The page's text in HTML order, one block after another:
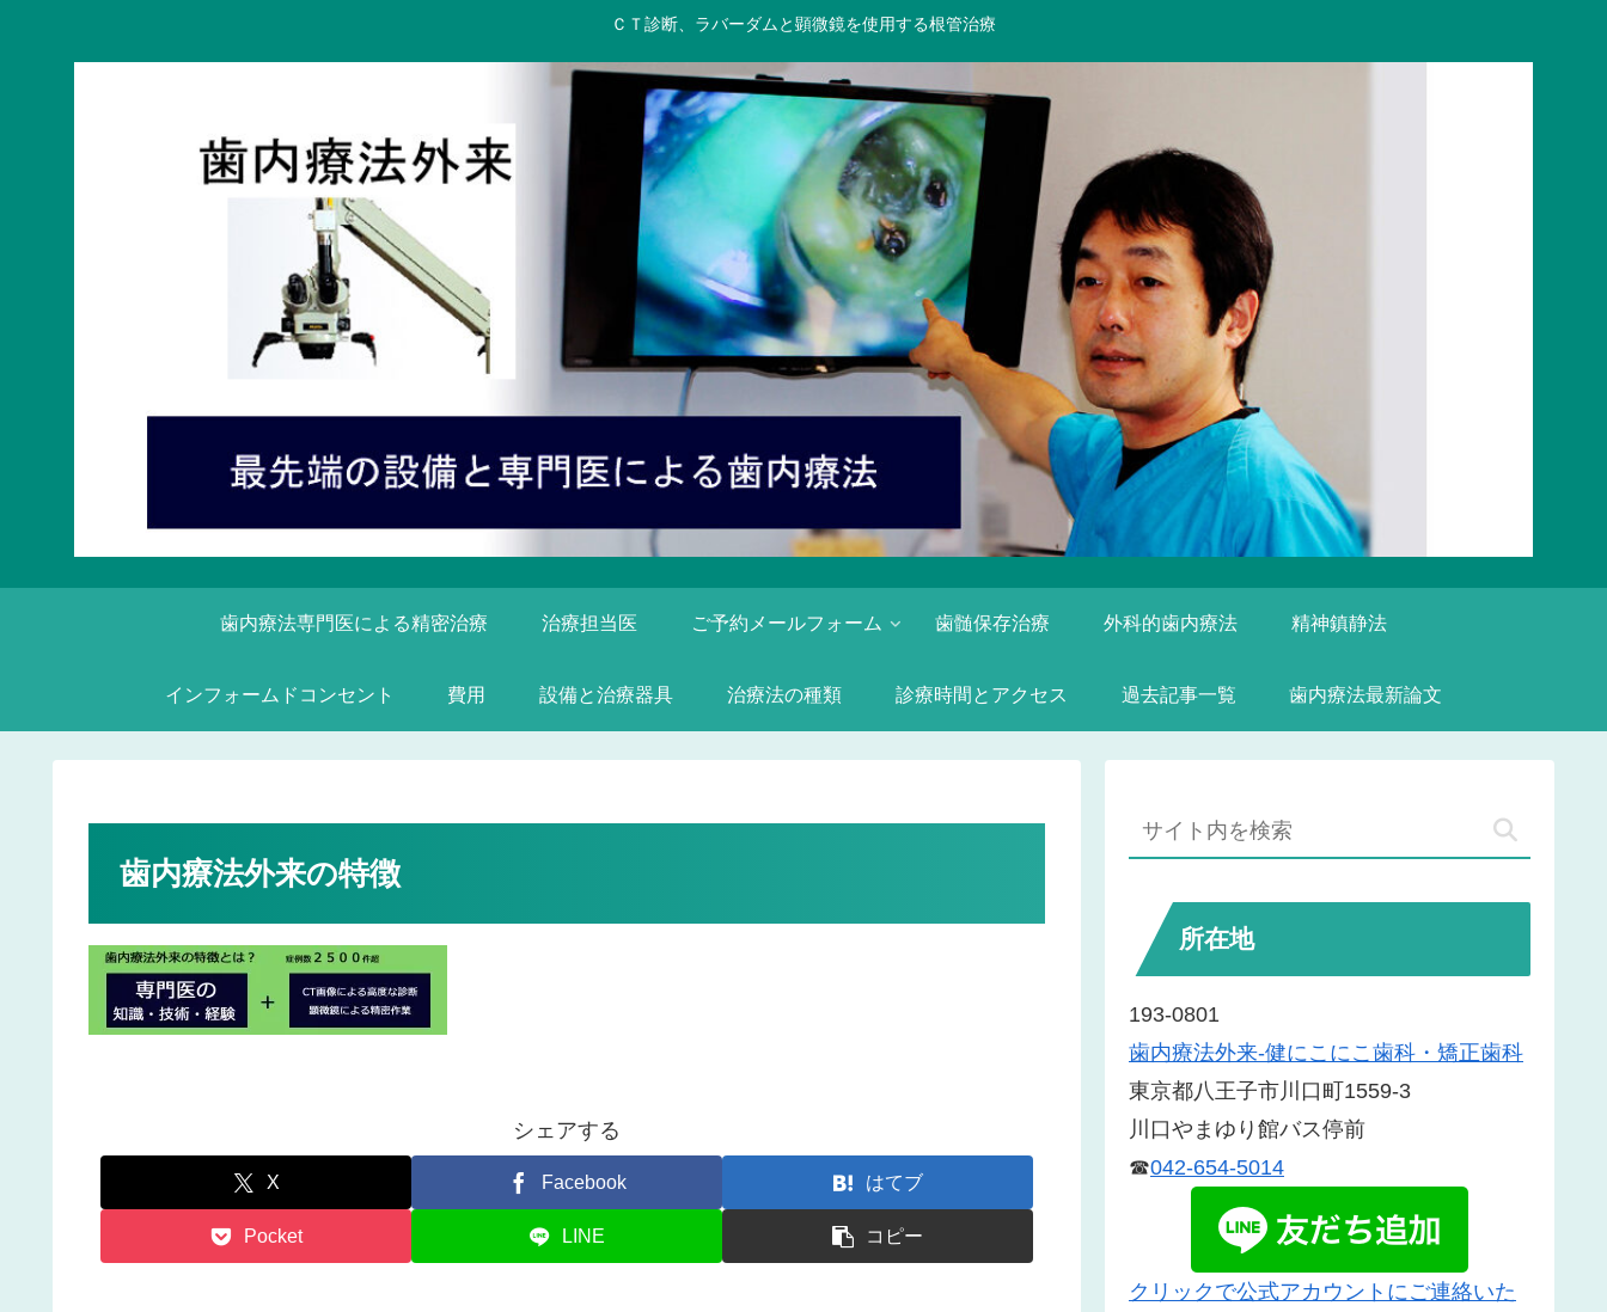
ＣＴ診断、ラバーダムと顕微鏡を使用する根管治療
歯内療法専門医による精密治療 治療担当医 ご予約メールフォーム 歯髄保存治療 外科的歯内療法 精神鎮静法
インフォームドコンセント 費用 設備と治療器具 治療法の種類 診療時間とアクセス 過去記事一覧 歯内療法最新論文
歯内療法外来の特徴
シェアする
X Facebook はてブ
Pocket LINE コピー
所在地
193-0801
歯内療法外来-健にこにこ歯科・矯正歯科
東京都八王子市川口町1559-3
川口やまゆり館バス停前
☎042-654-5014
クリックで公式アカウントにご連絡いた